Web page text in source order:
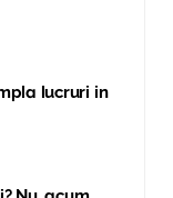
lucruri in